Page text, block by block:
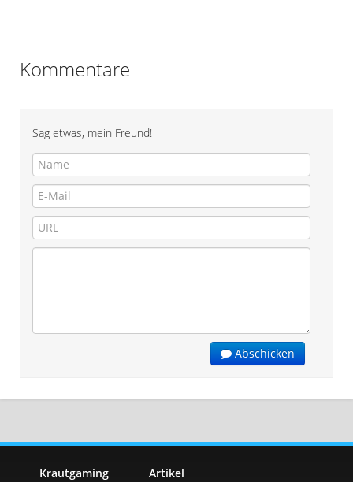
Kommentare
Sag etwas, mein Freund!
Abschicken
Krautgaming Artikel